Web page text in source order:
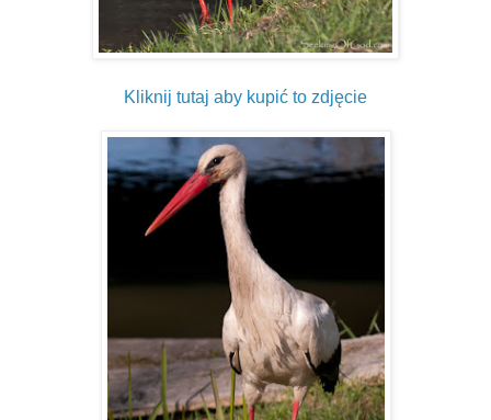
Kliknij tutaj aby kupić to zdjęcie